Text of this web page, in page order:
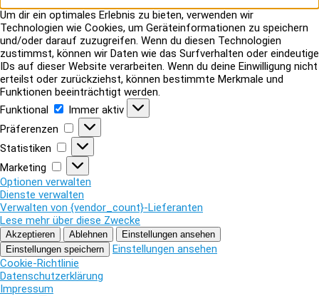
Um dir ein optimales Erlebnis zu bieten, verwenden wir
Technologien wie Cookies, um Geräteinformationen zu speichern
und/oder darauf zuzugreifen. Wenn du diesen Technologien
zustimmst, können wir Daten wie das Surfverhalten oder eindeutige
IDs auf dieser Website verarbeiten. Wenn du deine Einwilligung nicht
erteilst oder zurückziehst, können bestimmte Merkmale und
Funktionen beeinträchtigt werden.
Funktional
Funktional
Immer aktiv
Präferenzen
Präferenzen
Statistiken
Statistiken
Marketing
Marketing
Optionen verwalten
Dienste verwalten
Verwalten von {vendor_count}-Lieferanten
Lese mehr über diese Zwecke
Akzeptieren Ablehnen
Einstellungen ansehen
Einstellungen speichern
Einstellungen ansehen
Cookie-Richtlinie
Datenschutzerklärung
Impressum